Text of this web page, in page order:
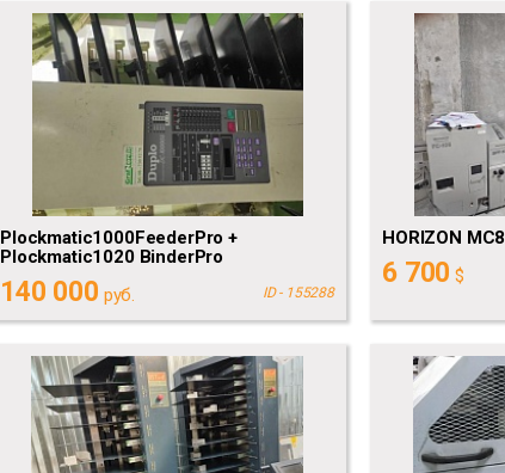
Plockmatic1000FeederPro +
Plockmatic1020 BinderPro
140 000 руб. ID - 155288
HORIZON MC8
6 700 $